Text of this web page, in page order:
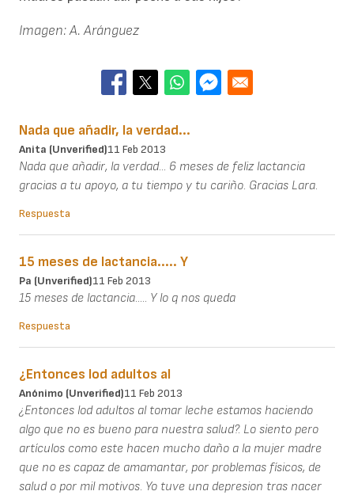
Imagen: A. Aránguez
Nada que añadir, la verdad...
Anita (unverified)11 Feb 2013
Nada que añadir, la verdad... 6 meses de feliz lactancia
gracias a tu apoyo, a tu tiempo y tu cariño. Gracias Lara.
Respuesta
15 meses de lactancia..... Y
Pa (unverified)11 Feb 2013
15 meses de lactancia..... Y lo q nos queda
Respuesta
¿Entonces lod adultos al
Anónimo (unverified)11 Feb 2013
¿Entonces lod adultos al tomar leche estamos haciendo
algo que no es bueno para nuestra salud?. Lo siento pero
artículos como este hacen mucho daño a la mujer madre
que no es capaz de amamantar, por problemas físicos, de
salud o por mil motivos. Yo tuve una depresion tras nacer